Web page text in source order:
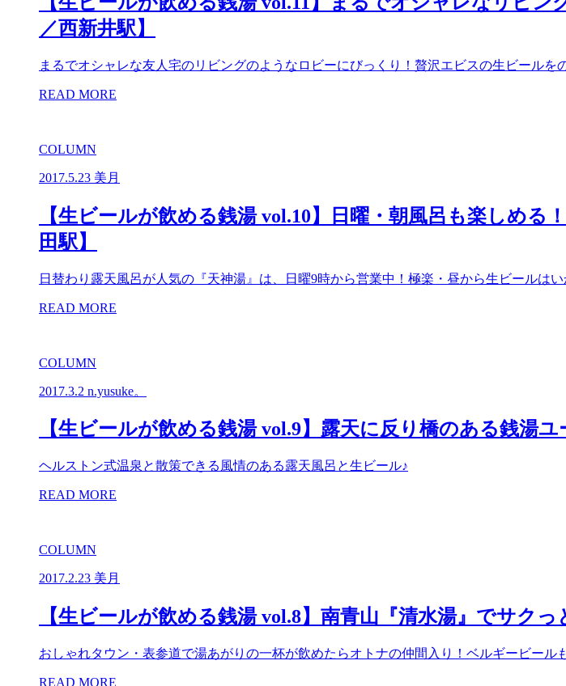
／西新井駅】
まるでオシャレな友人宅のリビングのようなロビーにびっくり！贅沢エビスの生ビール
READ MORE
COLUMN
2017.5.23 美月
【生ビールが飲める銭湯 vol.10】日曜・朝風呂も楽しめ
田駅】
日替わり露天風呂が人気の『天神湯』は、日曜9時から営業中！極楽・昼から生ビールはい
READ MORE
COLUMN
2017.3.2 n.yusuke。
【生ビールが飲める銭湯 vol.9】露天に反り橋のある銭湯
ヘルストン式温泉と散策できる風情のある露天風呂と生ビール♪
READ MORE
COLUMN
2017.2.23 美月
【生ビールが飲める銭湯 vol.8】南青山『清水湯』でサク
おしゃれタウン・表参道で湯あがりの一杯が飲めたらオトナの仲間入り！ベルギービール
READ MORE